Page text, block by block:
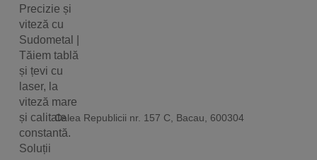
Calea Republicii nr. 157 C, Bacau, 600304